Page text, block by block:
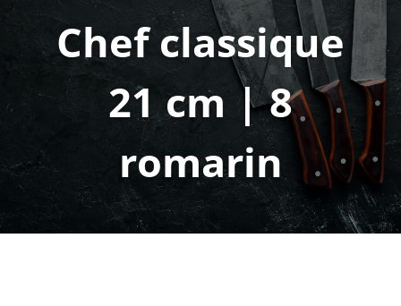
Chef classique
21 cm | 8
romarin